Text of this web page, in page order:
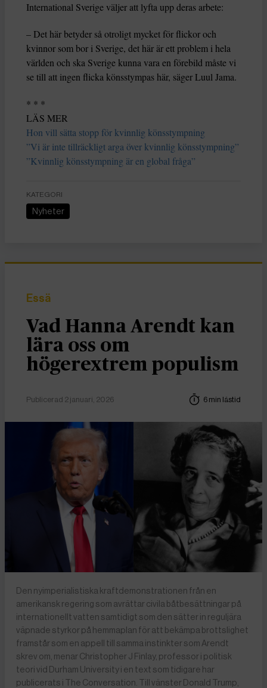
International Sverige väljer att lyfta upp deras arbete:
– Det här betyder så otroligt mycket för flickor och
kvinnor som bor i Sverige, det här är ett problem i hela
världen och ska Sverige kunna vara en förebild måste vi
se till att ingen flicka könsstympas här, säger Luul Jama.
* * *
LÄS MER
Hon vill sätta stopp för kvinnlig könsstympning
”Vi är inte tillräckligt arga över kvinnlig könsstympning”
”Kvinnlig könsstympning är en global fråga”
KATEGORI
Nyheter
Essä
Vad Hanna Arendt kan
lära oss om
högerextrem populism
Publicerad 2 januari, 2026 6 min lästid
Den nyimperialistiska kraftdemonstrationen från en
amerikansk regering som avrättar civila båtbesättningar på
internationellt vatten samtidigt som den sätter in reguljära
väpnade styrkor på hemmaplan för att bekämpa brottslighet
framstår som en appell till samma instinkter som Arendt
skrev om, menar Christopher J Finlay, professor i politisk
teori vid Durham University i en text som tidigare har
publicerats i The Conversation. Till vänster Donald Trump,